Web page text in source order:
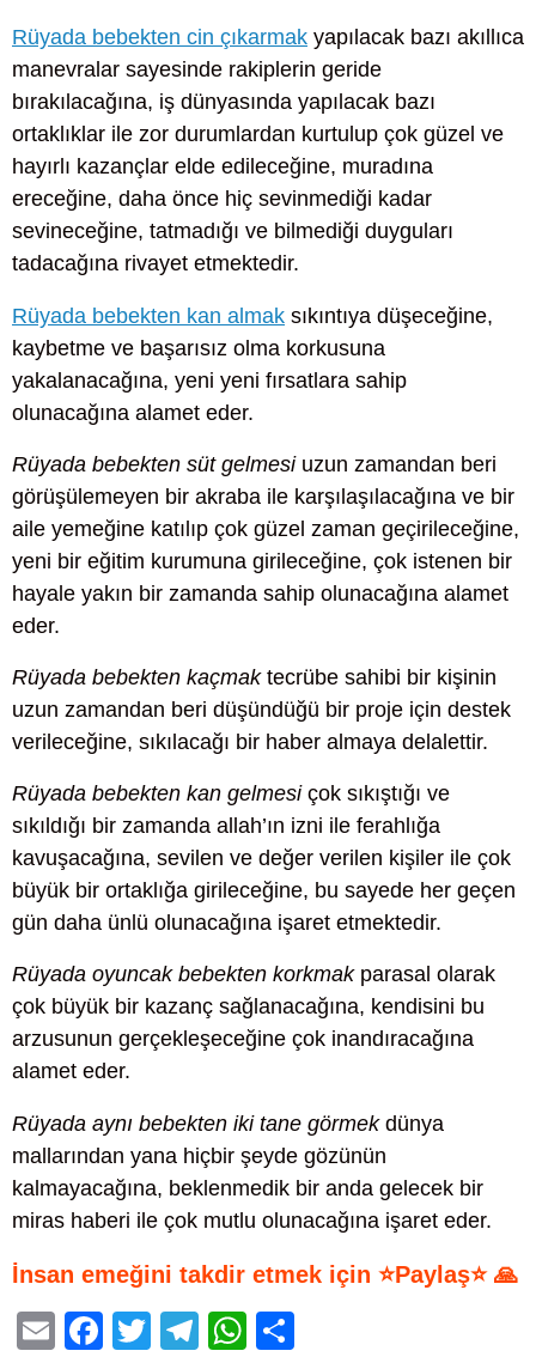
Rüyada bebekten cin çıkarmak yapılacak bazı akıllıca
manevralar sayesinde rakiplerin geride
bırakılacağına, iş dünyasında yapılacak bazı
ortaklıklar ile zor durumlardan kurtulup çok güzel ve
hayırlı kazançlar elde edileceğine, muradına
ereceğine, daha önce hiç sevinmediği kadar
sevineceğine, tatmadığı ve bilmediği duyguları
tadacağına rivayet etmektedir.
Rüyada bebekten kan almak sıkıntıya düşeceğine,
kaybetme ve başarısız olma korkusuna
yakalanacağına, yeni yeni fırsatlara sahip
olunacağına alamet eder.
Rüyada bebekten süt gelmesiuzun zamandan beri
görüşülemeyen bir akraba ile karşılaşılacağına ve bir
aile yemeğine katılıp çok güzel zaman geçirileceğine,
yeni bir eğitim kurumuna girileceğine, çok istenen bir
hayale yakın bir zamanda sahip olunacağına alamet
eder.
Rüyada bebekten kaçmaktecrübe sahibi bir kişinin
uzun zamandan beri düşündüğü bir proje için destek
verileceğine, sıkılacağı bir haber almaya delalettir.
Rüyada bebekten kan gelmesiçok sıkıştığı ve
sıkıldığı bir zamanda allah’ın izni ile ferahlığa
kavuşacağına, sevilen ve değer verilen kişiler ile çok
büyük bir ortaklığa girileceğine, bu sayede her geçen
gün daha ünlü olunacağına işaret etmektedir.
Rüyada oyuncak bebekten korkmakparasal olarak
çok büyük bir kazanç sağlanacağına, kendisini bu
arzusunun gerçekleşeceğine çok inandıracağına
alamet eder.
Rüyada aynı bebekten iki tane görmekdünya
mallarından yana hiçbir şeyde gözünün
kalmayacağına, beklenmedik bir anda gelecek bir
miras haberi ile çok mutlu olunacağına işaret eder.
İnsan emeğini takdir etmek için ⭐Paylaş⭐ 🙏
E
F
T
T
W